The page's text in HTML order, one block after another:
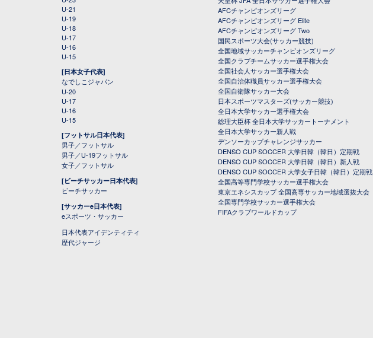
U-21
U-19
U-18
U-17
U-16
U-15
[日本女子代表]
なでしこジャパン
U-20
U-17
U-16
U-15
[フットサル日本代表]
男子／フットサル
男子／U-19フットサル
女子／フットサル
[ビーチサッカー日本代表]
ビーチサッカー
[サッカーe日本代表]
eスポーツ・サッカー
日本代表アイデンティティ
歴代ジャージ
AFCチャンピオンズリーグ
AFCチャンピオンズリーグ Elite
AFCチャンピオンズリーグ Two
国民スポーツ大会(サッカー競技)
全国地域サッカーチャンピオンズリーグ
全国クラブチームサッカー選手権大会
全国社会人サッカー選手権大会
全国自治体職員サッカー選手権大会
全国自衛隊サッカー大会
日本スポーツマスターズ(サッカー競技)
全日本大学サッカー選手権大会
総理大臣杯 全日本大学サッカートーナメント
全日本大学サッカー新人戦
デンソーカップチャレンジサッカー
DENSO CUP SOCCER 大学日韓（韓日）定期戦
DENSO CUP SOCCER 大学日韓（韓日）新人戦
DENSO CUP SOCCER 大学女子日韓（韓日）定期戦
全国高等専門学校サッカー選手権大会
東京エネシスカップ 全国高専サッカー地域選抜大会
全国専門学校サッカー選手権大会
FIFAクラブワールドカップ